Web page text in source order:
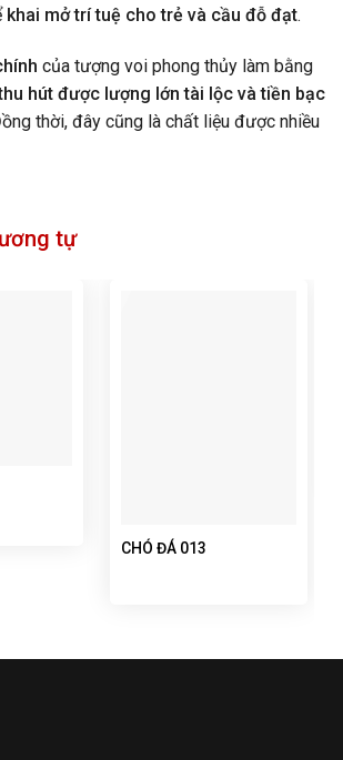
khai mở trí tuệ cho trẻ và cầu đỗ đạt.
của tượng voi phong thủy làm bằng
hút được lượng lớn tài lộc và tiền bạc
thời, đây cũng là chất liệu được nhiều
tự
CHÓ ĐÁ 013